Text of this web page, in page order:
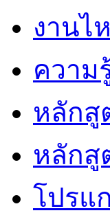
งานไ
ความ
หลักสู
หลักสู
โปรแ